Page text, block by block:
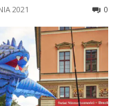
2021 0